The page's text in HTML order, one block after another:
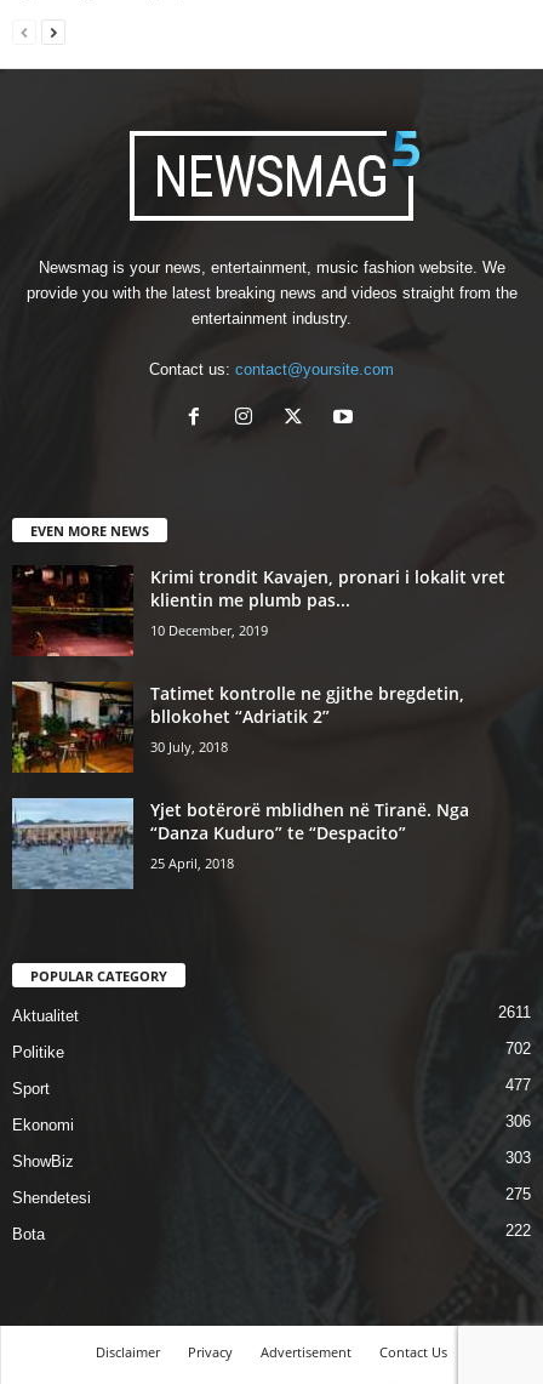
Newsmag is your news, entertainment, music fashion website. We
provide you with the latest breaking news and videos straight from the
entertainment industry.
Contact us: contact@yoursite.com
EVEN MORE NEWS
Krimi trondit Kavajen, pronari i lokalit vret
klientin me plumb pas...
10 December, 2019
Tatimet kontrolle ne gjithe bregdetin,
bllokohet “Adriatik 2”
30 July, 2018
Yjet botërorë mblidhen në Tiranë. Nga
“Danza Kuduro” te “Despacito”
25 April, 2018
POPULAR CATEGORY
Aktualitet 2611
Politike 702
Sport 477
Ekonomi 306
ShowBiz 303
Shendetesi 275
Bota 222
Disclaimer Privacy Advertisement
Contact Us